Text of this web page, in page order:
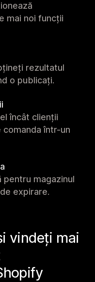
mai noi funcții
rezultatul
o publicați.
încât clienții
într-un
pentru magazinul
expirare.
vindeți mai